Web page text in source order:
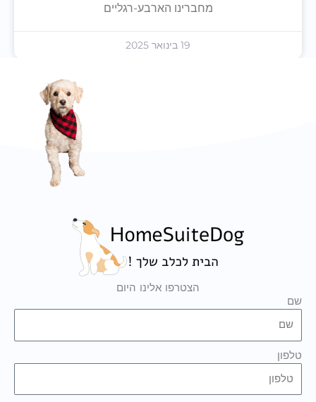
מחברינו הארבע-רגליים
19 בינואר 2025
הצטרפו אלינו היום
שם
טלפון